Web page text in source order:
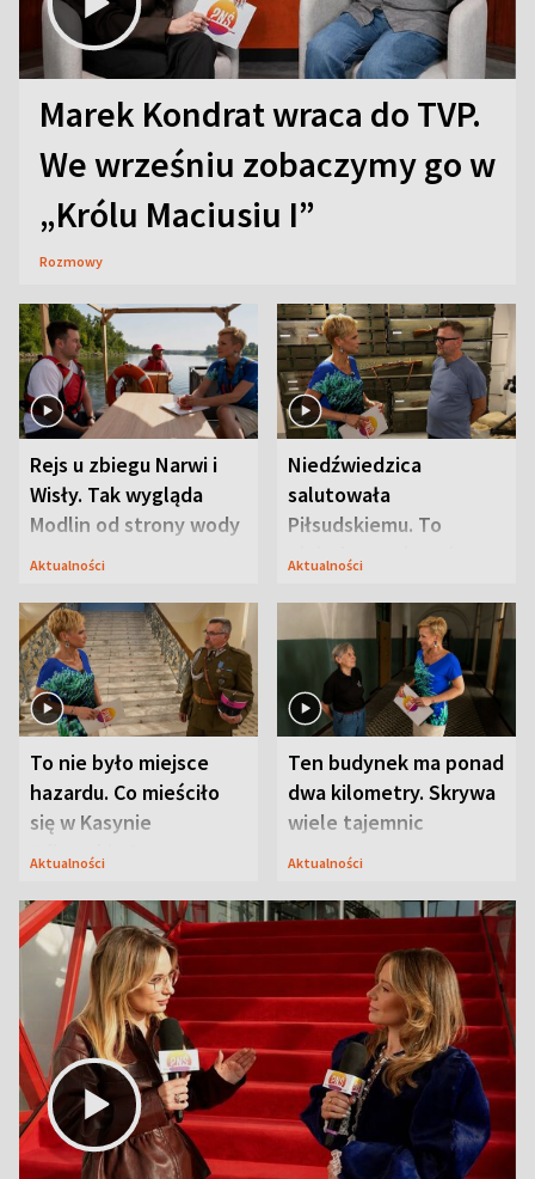
Marek Kondrat wraca do TVP.
We wrześniu zobaczymy go w
„Królu Maciusiu I”
Rozmowy
Rejs u zbiegu Narwi i
Wisły. Tak wygląda
Modlin od strony wody
Aktualności
Niedźwiedzica
salutowała
Piłsudskiemu. To
niejedyna tajemnica
Aktualności
To nie było miejsce
hazardu. Co mieściło
się w Kasynie
Oficerskim?
Aktualności
Ten budynek ma ponad
dwa kilometry. Skrywa
wiele tajemnic
Aktualności